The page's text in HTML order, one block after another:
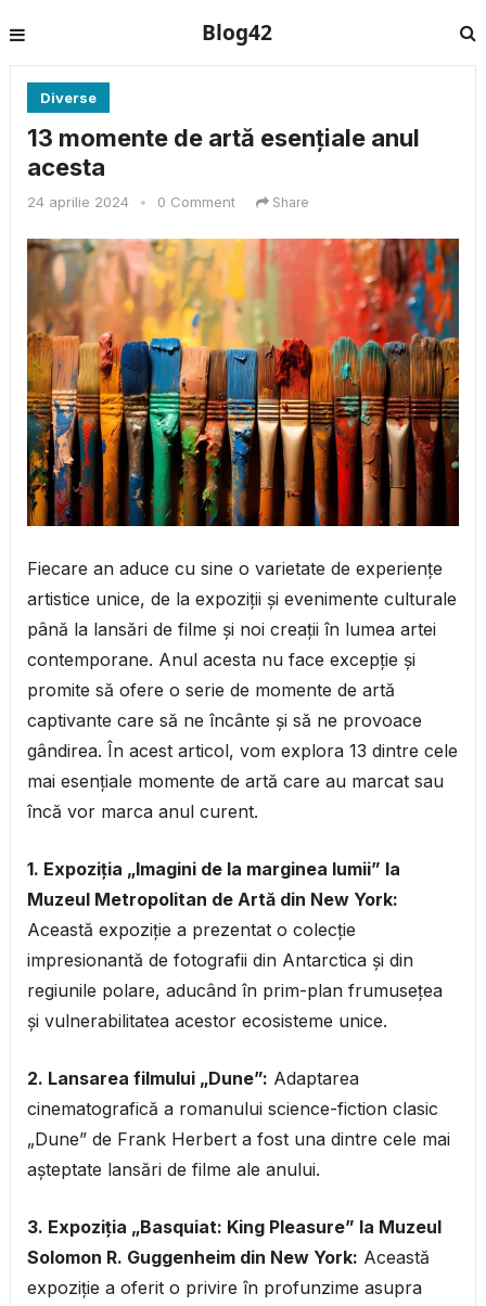
Blog42
Diverse
13 momente de artă esențiale anul
acesta
24 aprilie 2024 • 0 Comment Share
Fiecare an aduce cu sine o varietate de experiențe
artistice unice, de la expoziții și evenimente culturale
până la lansări de filme și noi creații în lumea artei
contemporane. Anul acesta nu face excepție și
promite să ofere o serie de momente de artă
captivante care să ne încânte și să ne provoace
gândirea. În acest articol, vom explora 13 dintre cele
mai esențiale momente de artă care au marcat sau
încă vor marca anul curent.
1. Expoziția „Imagini de la marginea lumii” la
Muzeul Metropolitan de Artă din New York:
Această expoziție a prezentat o colecție
impresionantă de fotografii din Antarctica și din
regiunile polare, aducând în prim-plan frumusețea
și vulnerabilitatea acestor ecosisteme unice.
2. Lansarea filmului „Dune”: Adaptarea
cinematografică a romanului science-fiction clasic
„Dune” de Frank Herbert a fost una dintre cele mai
așteptate lansări de filme ale anului.
3. Expoziția „Basquiat: King Pleasure” la Muzeul
Solomon R. Guggenheim din New York: Această
expoziție a oferit o privire în profunzime asupra